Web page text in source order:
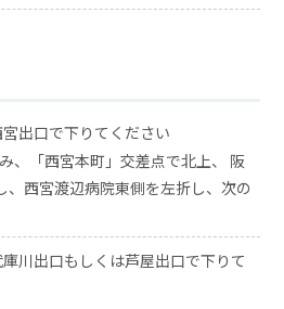
出口で下りてください
、「西宮本町」交差点で北上、 阪
、西宮渡辺病院東側を左折し、次の
川出口もしくは芦屋出口で下りて